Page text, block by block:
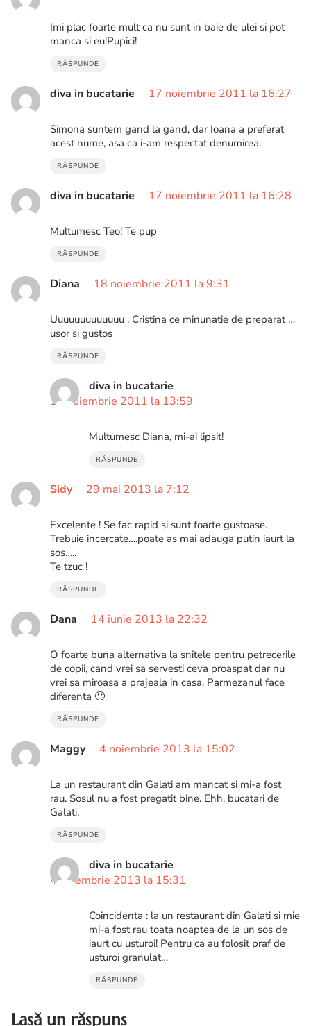
Imi plac foarte mult ca nu sunt in baie de ulei si pot
manca si eu!Pupici!
RĂSPUNDE
diva in bucatarie 17 noiembrie 2011 la 16:27
Simona suntem gand la gand, dar Ioana a preferat
acest nume, asa ca i-am respectat denumirea.
RĂSPUNDE
diva in bucatarie 17 noiembrie 2011 la 16:28
Multumesc Teo! Te pup
RĂSPUNDE
Diana 18 noiembrie 2011 la 9:31
Uuuuuuuuuuuuu , Cristina ce minunatie de preparat …
usor si gustos
RĂSPUNDE
diva in bucatarie
18 noiembrie 2011 la 13:59
Multumesc Diana, mi-ai lipsit!
RĂSPUNDE
Sidy 29 mai 2013 la 7:12
Excelente ! Se fac rapid si sunt foarte gustoase.
Trebuie incercate….poate as mai adauga putin iaurt la
sos…..
Te tzuc !
RĂSPUNDE
Dana 14 iunie 2013 la 22:32
O foarte buna alternativa la snitele pentru petrecerile
de copii, cand vrei sa servesti ceva proaspat dar nu
vrei sa miroasa a prajeala in casa. Parmezanul face
diferenta 🙂
RĂSPUNDE
Maggy 4 noiembrie 2013 la 15:02
La un restaurant din Galati am mancat si mi-a fost
rau. Sosul nu a fost pregatit bine. Ehh, bucatari de
Galati.
RĂSPUNDE
diva in bucatarie
4 noiembrie 2013 la 15:31
Coincidenta : la un restaurant din Galati si mie
mi-a fost rau toata noaptea de la un sos de
iaurt cu usturoi! Pentru ca au folosit praf de
usturoi granulat…
RĂSPUNDE
Lasă un răspuns